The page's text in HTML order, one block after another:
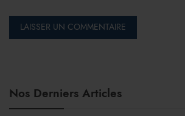
Nos Derniers Articles